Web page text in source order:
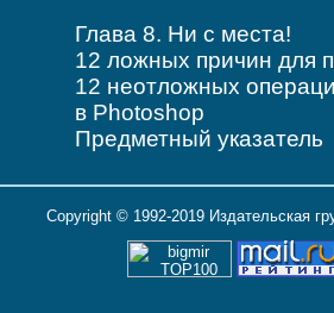
Глава 8. Ни с места!
12 ложных причин для
12 неотложных
в Photoshop
Предметный указатель
Copyright © 1992-2019 Издательская